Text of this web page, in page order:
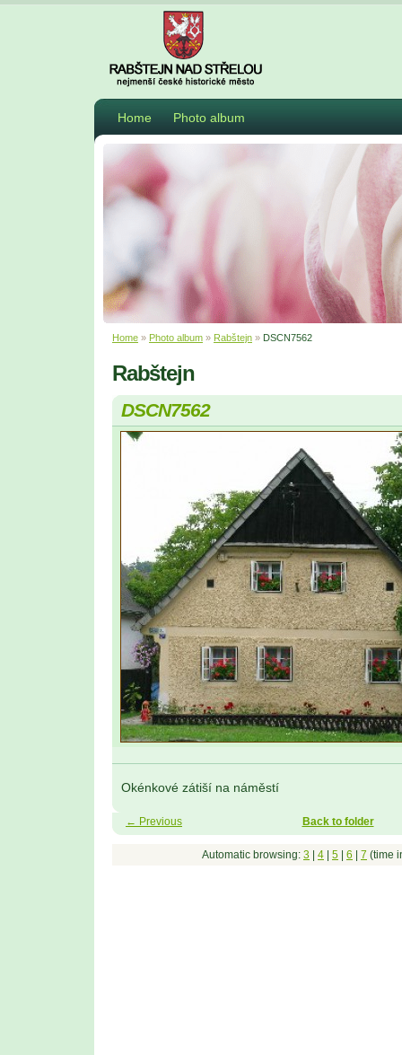
Home Photo album
Home » Photo album » Rabštejn » DSCN7562
Rabštejn
DSCN7562
Okénkové zátiší na náměstí
← Previous Back to folder
Automatic browsing: 3 4 5 6 7 (time